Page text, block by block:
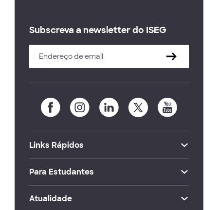
Subscreva a newsletter do ISEG
Links Rápidos
Para Estudantes
Atualidade